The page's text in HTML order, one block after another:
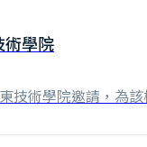
術學院
技術學院邀請，為